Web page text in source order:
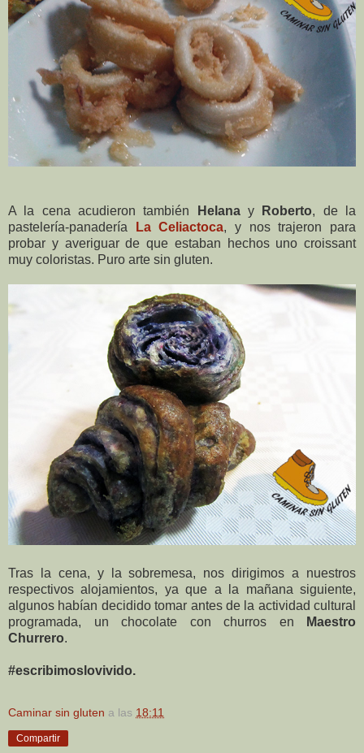
A la cena acudieron también Helanay Roberto, de la
pastelería-panadería
La Celiactoca, y nos trajeron para
probar y averiguar de que estaban hechos uno croissant
muy coloristas. Puro arte sin gluten.
Tras la cena, y la sobremesa, nos dirigimos a nuestros
respectivos alojamientos, ya que a la mañana siguiente,
algunos habían decidido tomar antes de la actividad cultural
programada, un chocolate con churros en
Maestro
Churrero.
#escribimoslovivido.
Caminar sin gluten a las 18:11
Compartir